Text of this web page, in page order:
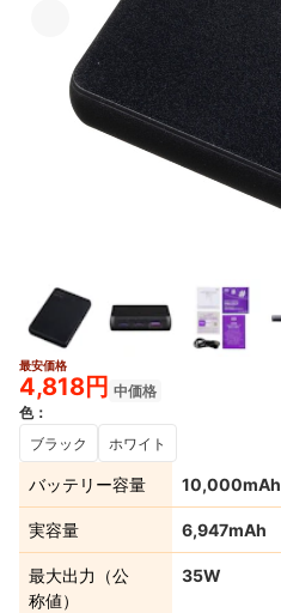
最安価格
4,818円 中価格
色：
ブラック
ホワイト
バッテリー容量 10,000mAh
実容量 6,947mAh
最大出力（公
称値）
35W